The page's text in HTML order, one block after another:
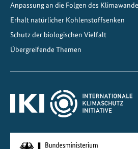
Anpassung an die Folgen des
Erhalt natürlicher Kohlenstoffsenken
Schutz der biologischen Vielfalt
Übergreifende Themen